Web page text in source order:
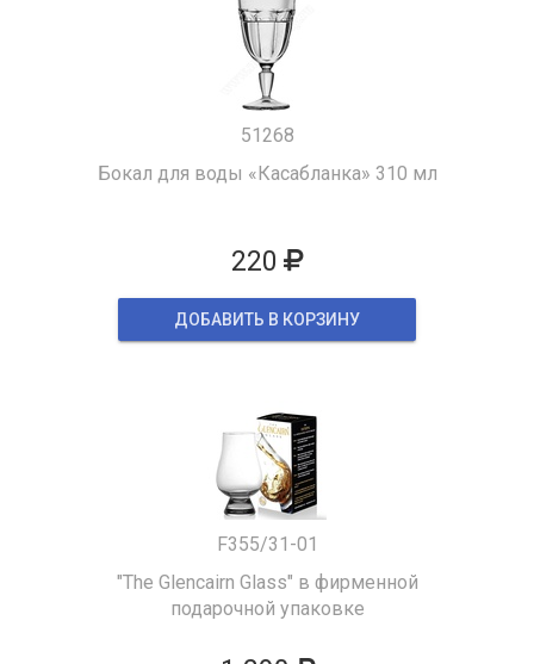
51268
Бокал для воды «Касабланка» 310 мл
220
ДОБАВИТЬ В КОРЗИНУ
F355/31-01
"The Glencairn Glass" в фирменной
подарочной упаковке